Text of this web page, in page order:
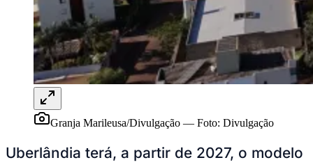
Anuncie Regional
Guia de Empresas
Vagas na RegiãoNovo
Hub de Negócios
Guia Comercial
Selo Verificado
Portal Educacional
Agenda de Vestibulares
Vagas de Emprego
Granja Marileusa/Divulgação — Foto: Divulgação
Uberlândia terá, a partir de 2027, o modelo